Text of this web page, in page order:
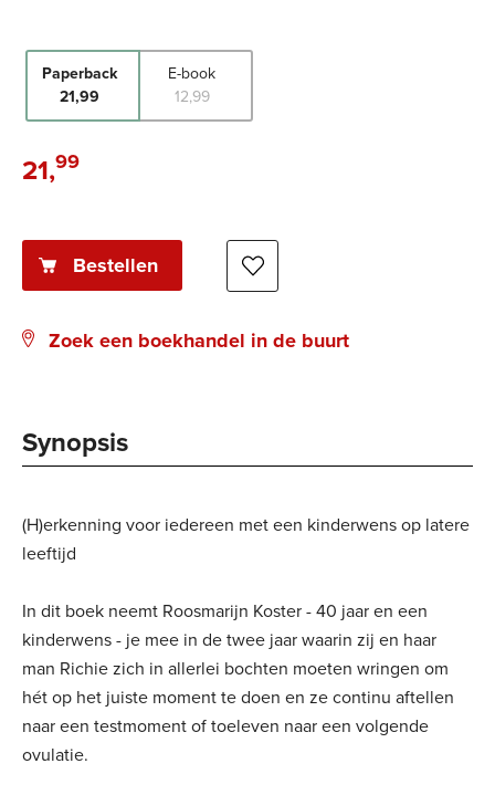
Paperback
21,99
E-book
12,99
Paperback:
21,99
Bestellen
Zoek een boekhandel in de buurt
Synopsis
(H)erkenning voor iedereen met een kinderwens op latere
leeftijd
In dit boek neemt Roosmarijn Koster - 40 jaar en een
kinderwens - je mee in de twee jaar waarin zij en haar
man Richie zich in allerlei bochten moeten wringen om
hét op het juiste moment te doen en ze continu aftellen
naar een testmoment of toeleven naar een volgende
ovulatie.